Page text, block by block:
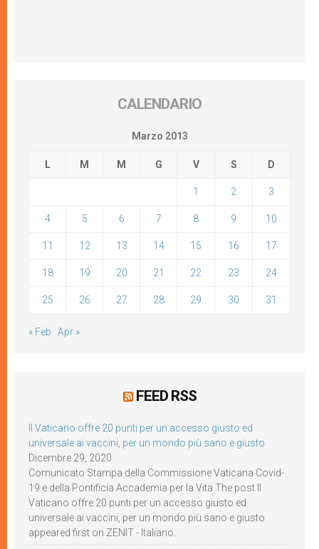
CALENDARIO
Marzo 2013
L M M G V S D
1 2 3
4 5 6 7 8 9 10
11 12 13 14 15 16 17
18 19 20 21 22 23 24
25 26 27 28 29 30 31
« Feb Apr »
FEED RSS
Il Vaticano offre 20 punti per un accesso giusto ed
universale ai vaccini, per un mondo più sano e giusto
Dicembre 29, 2020
Comunicato Stampa della Commissione Vaticana Covid-
19 e della Pontificia Accademia per la Vita The post Il
Vaticano offre 20 punti per un accesso giusto ed
universale ai vaccini, per un mondo più sano e giusto
appeared first on ZENIT - Italiano.